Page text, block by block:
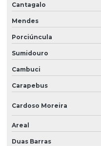
Manutenção preventiva de
Manutenção preventiva em
Manutenção preventiva de
Manutenção preventiva de
Manutenção preventiva de
Manutenção preventiva de
Cantagalo
Mendes
Porciúncula
Sumidouro
Cambuci
Carapebus
Cardoso Moreira
Areal
Duas Barras